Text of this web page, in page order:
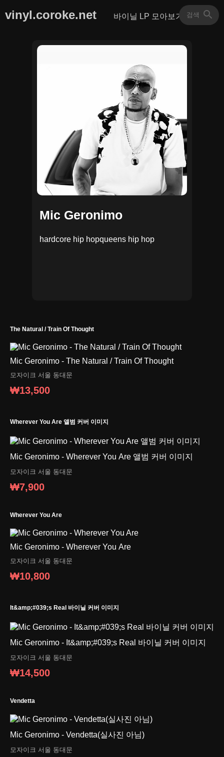
vinyl.coroke.net 바이닐 LP 모아보기
Mic Geronimo
hardcore hip hopqueens hip hop
The Natural / Train Of Thought
Mic Geronimo - The Natural / Train Of Thought
모자이크 서울 동대문
₩13,500
Wherever You Are 앨범 커버 이미지
Mic Geronimo - Wherever You Are 앨범 커버 이미지
모자이크 서울 동대문
₩7,900
Wherever You Are
Mic Geronimo - Wherever You Are
모자이크 서울 동대문
₩10,800
It&amp;#039;s Real 바이닐 커버 이미지
Mic Geronimo - It&amp;#039;s Real 바이닐 커버 이미지
모자이크 서울 동대문
₩14,500
Vendetta
Mic Geronimo - Vendetta(실사진 아님)
모자이크 서울 동대문